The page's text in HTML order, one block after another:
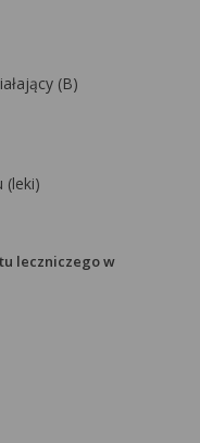
(B)
(leki)
leczniczego w